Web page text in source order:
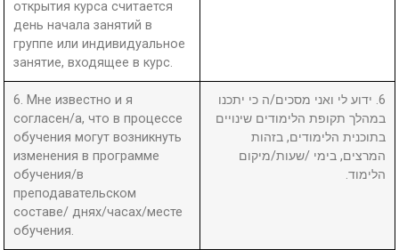
открытия курса считается
день начала занятий в
группе или индивидуальное
занятие, входящее в курс.
6. Мне известно и я
согласен/а, что в процессе
обучения могут возникнуть
изменения в программе
обучения/в
преподавательском
составе/ днях/часах/месте
обучения.
6. ידוע לי ואני מסכים/ה כי יתכנו
במהלך תקופת הלימודים שינויים
בתוכנית הלימודים, בזהות
המרצים, בימי /שעות/מיקום
הלימוד.